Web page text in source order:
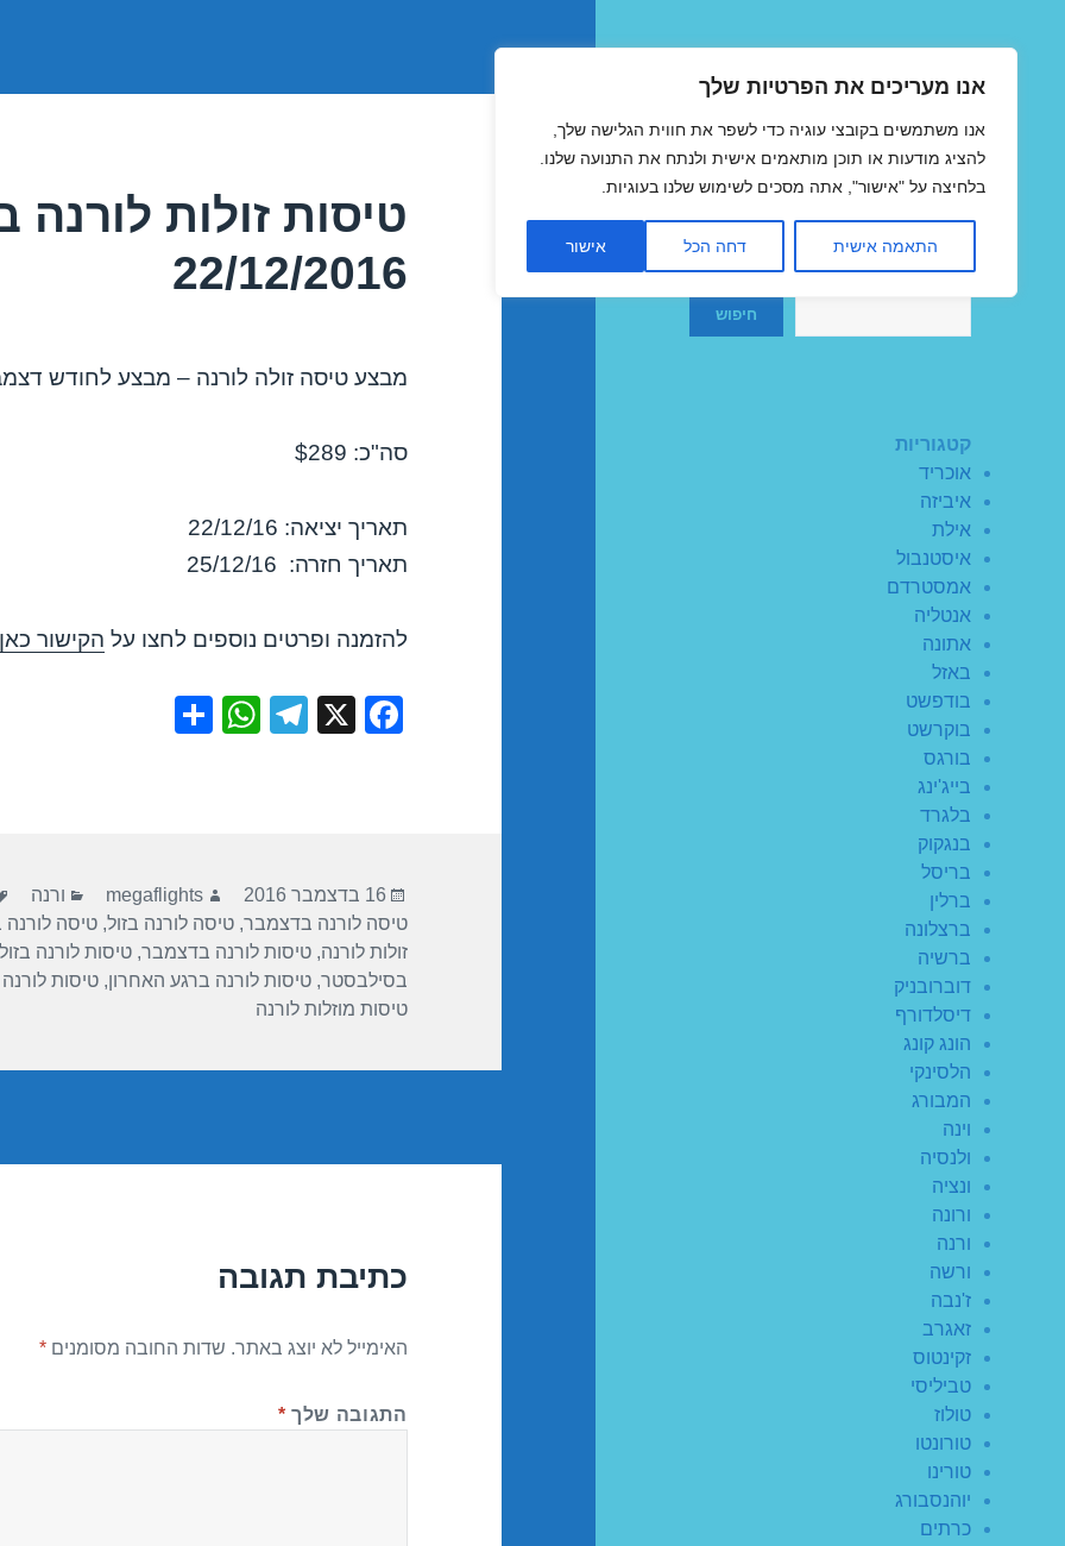
אנו מעריכים את הפרטיות שלך
אנו משתמשים בקובצי עוגיה כדי לשפר את חווית הגלישה שלך,
להציג מודעות או תוכן מותאמים אישית ולנתח את התנועה שלנו.
בלחיצה על "אישור", אתה מסכים לשימוש שלנו בעוגיות.
התאמה אישית דחה הכל אישור
MegaFlights טיסות מוזלות
חיפוש
חיפוש
קטגוריות
אוכריד
איביזה
אילת
איסטנבול
אמסטרדם
אנטליה
אתונה
באזל
בודפשט
בוקרשט
בורגס
בייג'ינג
בלגרד
בנגקוק
בריסל
ברלין
ברצלונה
ברשיה
דוברובניק
דיסלדורף
הונג קונג
הלסינקי
המבורג
וינה
ולנסיה
ונציה
ורונה
ורנה
ורשה
ז'נבה
זאגרב
זקינטוס
טביליסי
טולוז
טורונטו
טורינו
יוהנסבורג
כרתים
טיסות זולות
22/12/2016
מבצע טיסה זולה לורנה – מבצע לחודש דצמבר
סה"כ: $289
תאריך יציאה: 22/12/16
תאריך חזרה: 25/12/16
להזמנה ופרטים נוספים לחצו על הקישור
F
o
o
k
X
T
m
W
p
p
פורסם
בתאריך
16 בדצמבר 2016 מחבר
megaflights
ורנה
טיסה לורנה בדצמבר,טיסה לורנה בזול,טיסה לורנה
זולות לורנה,טיסות לורנה בדצמבר,טיסות לורנה
בסילבסטר,טיסות לורנה ברגע האחרון,טיסות
טיסות מוזלות לורנה
כתיבת תגובה
האימייל לא יוצג באתר. שדות החובה מסומנים*
התגובה שלך *